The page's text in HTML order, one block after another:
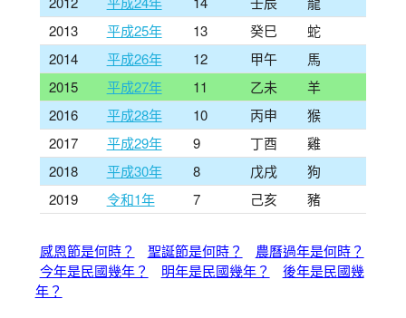
2013
平成25年 13 癸巳
蛇
2014
平成26年 12 甲午
馬
2015
平成27年 11 乙未
羊
2016
平成28年 10 丙申
猴
2017
平成29年 9 丁酉
雞
2018
平成30年 8 戊戌
狗
2019
令和1年 7 己亥 豬
感恩節是何時？ 聖誕節是何時？
農曆過年是何時？
今年是民國幾年？
明年是民國幾年？
後年是民國幾
年？